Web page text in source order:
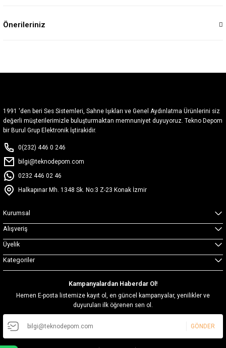
Önerileriniz
1991 'den beri Ses Sistemleri, Sahne Işıkları ve Genel Aydınlatma Ürünlerini siz
değerli müşterilerimizle buluşturmaktan memnuniyet duyuyoruz. Tekno Depom
bir Burul Grup Elektronik İştirakidir.
0(232) 446 0 246
bilgi@teknodepom.com
0232 446 02 46
Halkapınar Mh. 1348 Sk. No:3 Z-23 Konak İzmir
Kurumsal
Alışveriş
Üyelik
Kategoriler
Kampanyalardan Haberdar Ol!
Hemen E-posta listemize kayıt ol, en güncel kampanyalar, yenilikler ve
duyuruları ilk öğrenen sen ol.
GÖNDER